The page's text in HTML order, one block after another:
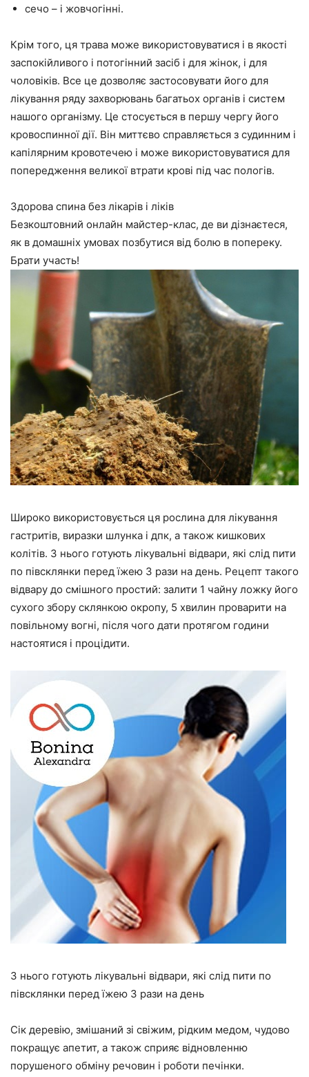
сечо – і жовчогінні.
Крім того, ця трава може використовуватися і в якості
заспокійливого і потогінний засіб і для жінок, і для
чоловіків. Все це дозволяє застосовувати його для
лікування ряду захворювань багатьох органів і систем
нашого організму. Це стосується в першу чергу його
кровоспинної дії. Він миттєво справляється з судинним і
капілярним кровотечею і може використовуватися для
попередження великої втрати крові під час пологів.
Здорова спина без лікарів і ліків
Безкоштовний онлайн майстер-клас, де ви дізнаєтеся,
як в домашніх умовах позбутися від болю в попереку.
Брати участь!
Широко використовується ця рослина для лікування
гастритів, виразки шлунка і дпк, а також кишкових
колітів. З нього готують лікувальні відвари, які слід пити
по півсклянки перед їжею 3 рази на день. Рецепт такого
відвару до смішного простий: залити 1 чайну ложку його
сухого збору склянкою окропу, 5 хвилин проварити на
повільному вогні, після чого дати протягом години
настоятися і процідити.
З нього готують лікувальні відвари, які слід пити по
півсклянки перед їжею 3 рази на день
Сік деревію, змішаний зі свіжим, рідким медом, чудово
покращує апетит, а також сприяє відновленню
порушеного обміну речовин і роботи печінки.